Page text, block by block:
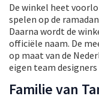
De winkel heet
spelen op de
Daarna wordt de
officiële naam. De
op maat van de
eigen team
Familie van